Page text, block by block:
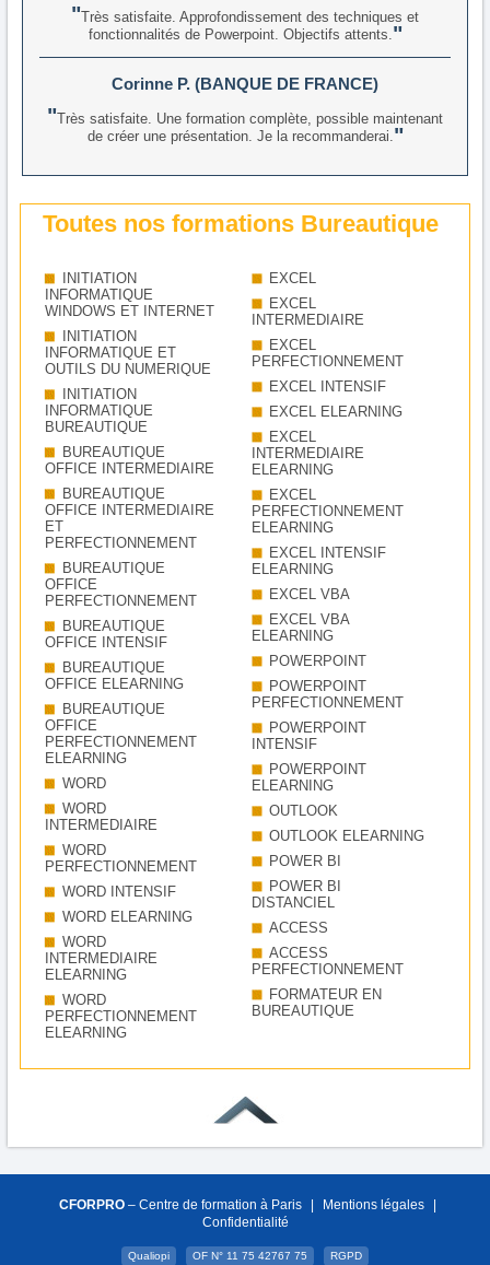
Très satisfaite. Approfondissement des techniques et
fonctionnalités de Powerpoint. Objectifs attents.
Corinne P. (BANQUE DE FRANCE)
Très satisfaite. Une formation complète, possible maintenant
de créer une présentation. Je la recommanderai.
Toutes nos formations Bureautique
INITIATION
INFORMATIQUE
WINDOWS ET INTERNET
INITIATION
INFORMATIQUE ET
OUTILS DU NUMERIQUE
INITIATION
INFORMATIQUE
BUREAUTIQUE
BUREAUTIQUE
OFFICE INTERMEDIAIRE
BUREAUTIQUE
OFFICE INTERMEDIAIRE
ET
PERFECTIONNEMENT
BUREAUTIQUE
OFFICE
PERFECTIONNEMENT
BUREAUTIQUE
OFFICE INTENSIF
BUREAUTIQUE
OFFICE ELEARNING
BUREAUTIQUE
OFFICE
PERFECTIONNEMENT
ELEARNING
WORD
WORD
INTERMEDIAIRE
WORD
PERFECTIONNEMENT
WORD INTENSIF
WORD ELEARNING
WORD
INTERMEDIAIRE
ELEARNING
WORD
PERFECTIONNEMENT
ELEARNING
EXCEL
EXCEL
INTERMEDIAIRE
EXCEL
PERFECTIONNEMENT
EXCEL INTENSIF
EXCEL ELEARNING
EXCEL
INTERMEDIAIRE
ELEARNING
EXCEL
PERFECTIONNEMENT
ELEARNING
EXCEL INTENSIF
ELEARNING
EXCEL VBA
EXCEL VBA
ELEARNING
POWERPOINT
POWERPOINT
PERFECTIONNEMENT
POWERPOINT
INTENSIF
POWERPOINT
ELEARNING
OUTLOOK
OUTLOOK ELEARNING
POWER BI
POWER BI
DISTANCIEL
ACCESS
ACCESS
PERFECTIONNEMENT
FORMATEUR EN
BUREAUTIQUE
CFORPRO – Centre de formation à Paris | Mentions légales
|
Confidentialité
Qualiopi OF N° 11 75 42767 75 RGPD